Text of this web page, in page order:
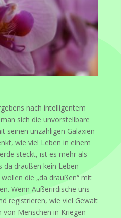
nach intelligentem
sich die unvorstellbare
seinen unzähligen Galaxien
wie viel Leben in einem
steckt, ist es mehr als
da draußen kein Leben
die „da draußen“ mit
Wenn Außerirdische uns
registrieren, wie viel Gewalt
Menschen in Kriegen